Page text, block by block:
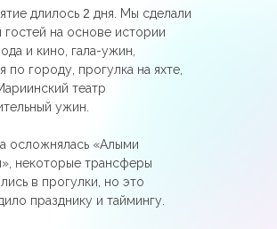
длилось 2 дня. Мы сделали
гостей на основе истории
и кино, гала-ужин,
по городу, прогулка на яхте,
театр
ужин.
осложнялась «Алыми
некоторые трансферы
в прогулки, но это
празднику и таймингу.